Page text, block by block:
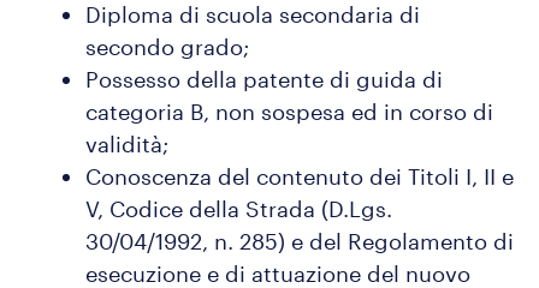
Diploma di scuola secondaria di
secondo grado;
Possesso della patente di guida di
categoria B, non sospesa ed in corso di
validità;
Conoscenza del contenuto dei Titoli I, II e
V, Codice della Strada (D.Lgs.
30/04/1992, n. 285) e del Regolamento di
esecuzione e di attuazione del nuovo